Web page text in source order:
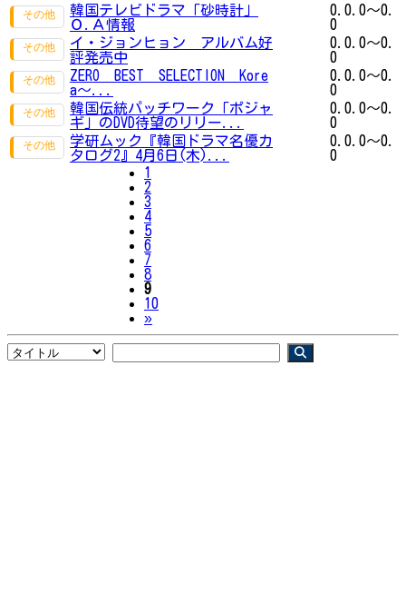
韓国テレビドラマ「砂時計」
Ｏ.Ａ情報
0.0.0～0.
0
イ・ジョンヒョン アルバム好
評発売中
0.0.0～0.
0
ZERO BEST SELECTION Kore
a～...
0.0.0～0.
0
韓国伝統パッチワーク「ポジャ
ギ」のDVD待望のリリー...
0.0.0～0.
0
学研ムック『韓国ドラマ名優カ
タログ2』4月6日(木)...
0.0.0～0.
0
1
2
3
4
5
6
7
8
9
10
»Next